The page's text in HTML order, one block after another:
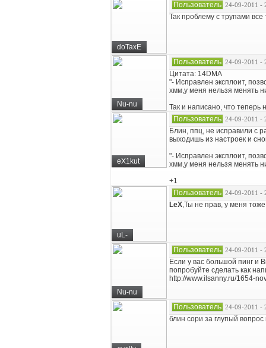
doTaxE
Пользователь 24-09-2011 -
Так проблему с трупами
Nu-nu
Пользователь 24-09-2011 -
Цитата: 14DMA
"- Исправлен эксплоит,
хмм,у меня нельзя менять
Так и написано, что теперь
eX1kut
Пользователь 24-09-2011 -
Блин, ппц, не исправили с
выходишь из настроек и
"- Исправлен эксплоит,
хмм,у меня нельзя менять
+1
uL-
Пользователь 24-09-2011 -
LeX,Ты не прав, у меня
Nu-nu
Пользователь 24-09-2011 -
Если у вас большой пинг и
попробуйте сделать как
http://www.ilsanny.ru/1654-
Пользователь 24-09-2011 -
блин сори за глупый